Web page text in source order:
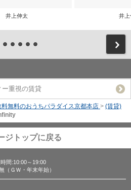
井上伸太 井上
ー重視の賃貸
無料のおうちパラダイス京都本店 > (賃貸)
ジトップに戻る
間:10:00～19:00
（ＧＷ・年末年始）